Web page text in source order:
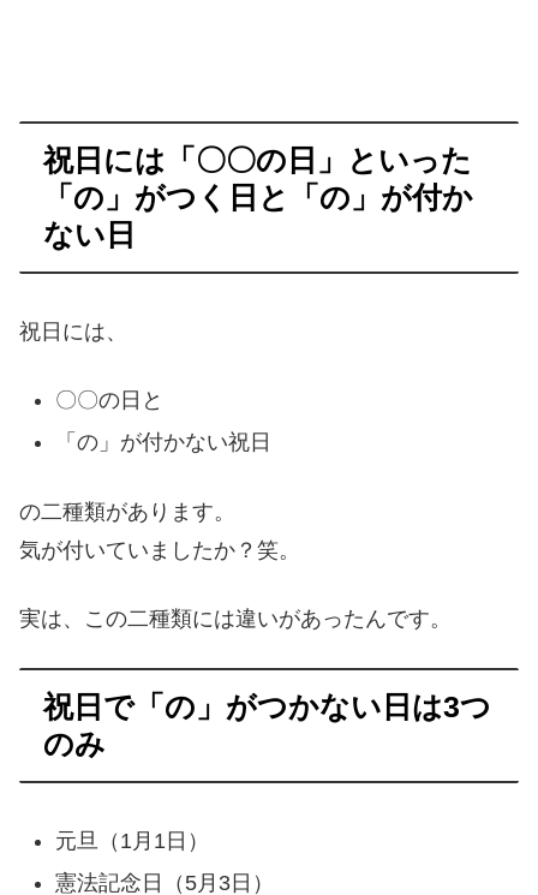
祝日には「〇〇の日」といった
「の」がつく日と「の」が付か
ない日
祝日には、
〇〇の日と
「の」が付かない祝日
の二種類があります。
気が付いていましたか？笑。
実は、この二種類には違いがあったんです。
祝日で「の」がつかない日は3つ
のみ
元旦（1月1日）
憲法記念日（5月3日）